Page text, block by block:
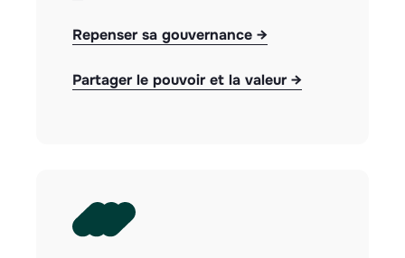
Repenser sa gouvernance →
Partager le pouvoir et la valeur→